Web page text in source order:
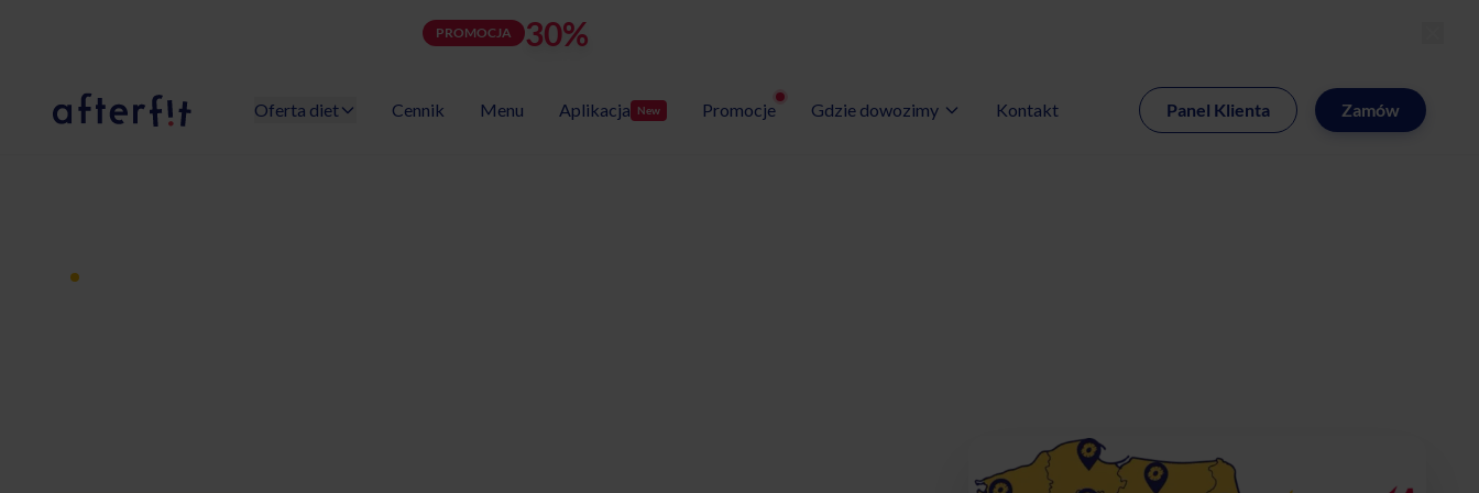
PROMOCJA 30%
Catering dietetyczny Afterfit
Oferta diet
Wybór Menu Gotowe programy diet
Cennik Menu Aplikacja New Promocje Gdzie dowozimy Kontakt Panel Klienta Zamów